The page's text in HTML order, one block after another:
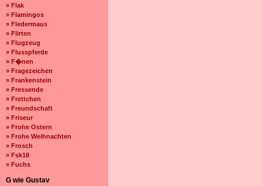
» Flak
» Flamingos
» Fledermaus
» Flirten
» Flugzeug
» Flusspferde
» F�nen
» Fragezeichen
» Frankenstein
» Fressende
» Frettchen
» Freundschaft
» Friseur
» Frohe Ostern
» Frohe Weihnachten
» Frosch
» Fsk18
» Fuchs
G wie Gustav